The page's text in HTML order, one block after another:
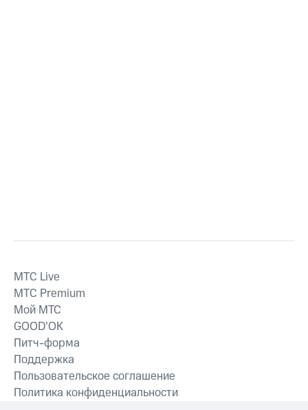
MTС Live
MTС Premium
Мой МТС
GOOD’OK
Питч-форма
Поддержка
Пользовательское соглашение
Политика конфиденциальности